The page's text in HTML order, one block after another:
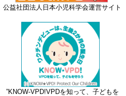
公益社団法人日本小児科学会運営サイト
”KNOW-VPD!VPDを知って、子どもを